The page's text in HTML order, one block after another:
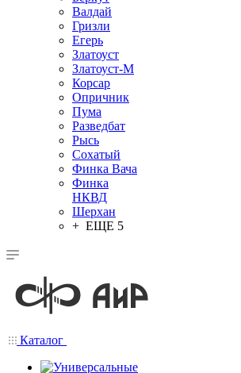
Валдай
Гризли
Егерь
Златоуст
Златоуст-М
Корсар
Опричник
Пума
Разведбат
Рысь
Сохатый
Финка Вача
Финка
НКВД
Шерхан
+ ЕЩЕ 5
Каталог